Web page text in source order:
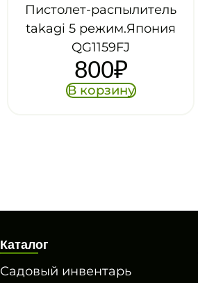
Пистолет-распылитель
takagi 4 режим.Япония
QG1213NB
1 300
В корзину
Каталог
Садовый инвентарь